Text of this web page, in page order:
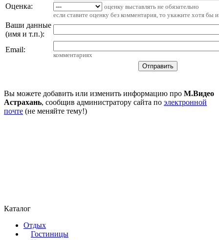
Оценка:
оценку выставлять не обязательно
если ставите оценку без комментария, то укажите хотя бы
Ваши данные
(имя и т.п.):
Email:
комментариях
Вы можете добавить или изменить информацию про М.Видео
Астрахань, сообщив администратору сайта по электронной
почте (не меняйте тему!)
Каталог
Отдых
Гостиницы